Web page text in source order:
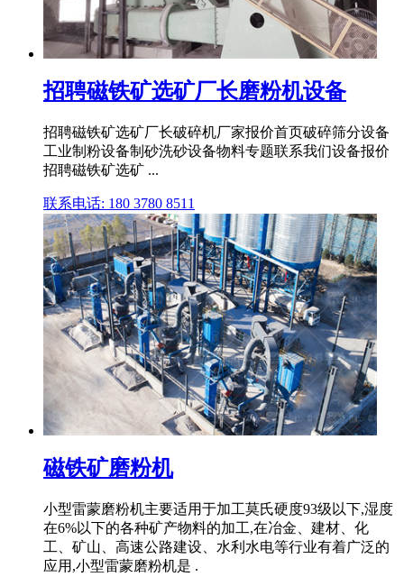
招聘磁铁矿选矿厂长磨粉机设备
招聘磁铁矿选矿厂长破碎机厂家报价首页破碎筛分设备
工业制粉设备制砂洗砂设备物料专题联系我们设备报价
招聘磁铁矿选矿 ...
联系电话: 180 3780 8511
磁铁矿磨粉机
小型雷蒙磨粉机主要适用于加工莫氏硬度93级以下,湿度
在6%以下的各种矿产物料的加工,在冶金、建材、化
工、矿山、高速公路建设、水利水电等行业有着广泛的
应用,小型雷蒙磨粉机是 .